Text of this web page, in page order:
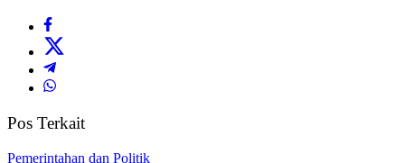
Pos Terkait
Pemerintahan dan Politik